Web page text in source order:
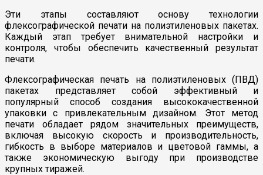
Эти этапы составляют основу технологии
флексографической печати на полиэтиленовых пакетах.
Каждый этап требует внимательной настройки и
контроля, чтобы обеспечить качественный результат
печати.
Флексографическая печать на полиэтиленовых (ПВД)
пакетах представляет собой эффективный и
популярный способ создания высококачественной
упаковки с привлекательным дизайном. Этот метод
печати обладает рядом значительных преимуществ,
включая высокую скорость и производительность,
гибкость в выборе материалов и цветовой гаммы, а
также экономическую выгоду при производстве
крупных тиражей.